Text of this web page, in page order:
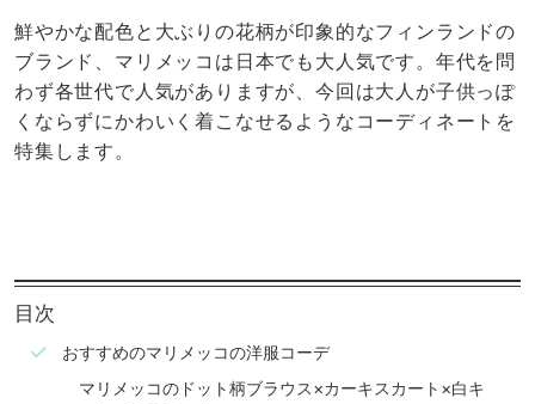
鮮やかな配色と大ぶりの花柄が印象的なフィンランドの
ブランド、マリメッコは日本でも大人気です。年代を問
わず各世代で人気がありますが、今回は大人が子供っぽ
くならずにかわいく着こなせるようなコーディネートを
特集します。
目次
おすすめのマリメッコの洋服コーデ
マリメッコのドット柄ブラウス×カーキスカート×白キ